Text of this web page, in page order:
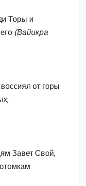
Торы и
(Вайикра
от горы
Завет Свой,